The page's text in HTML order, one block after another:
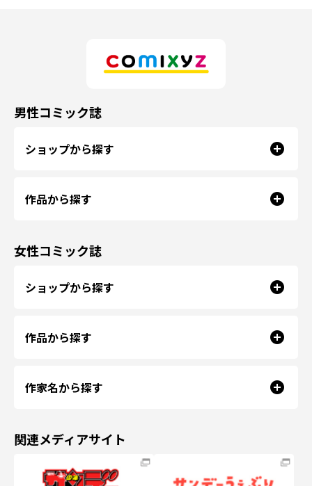
男性コミック誌
ショップから探す
作品から探す
女性コミック誌
ショップから探す
作品から探す
作家名から探す
関連メディアサイト